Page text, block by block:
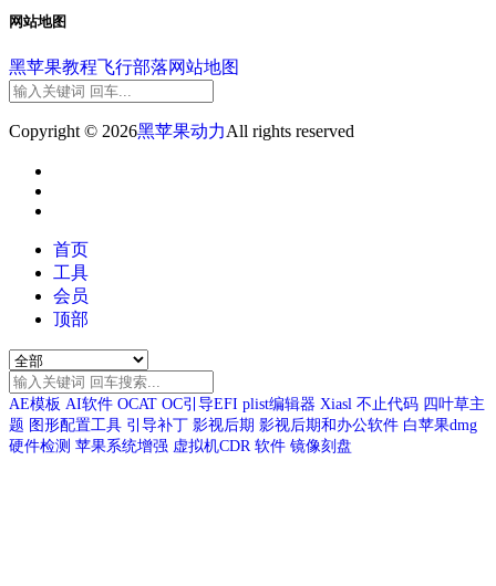
网站地图
黑苹果教程飞行部落网站地图
Copyright © 2026黑苹果动力All rights reserved
首页
工具
会员
顶部
AE模板 AI软件 OCAT OC引导EFI plist编辑器 Xiasl 不止代码 四叶草主
题 图形配置工具 引导补丁 影视后期 影视后期和办公软件 白苹果dmg
硬件检测 苹果系统增强 虚拟机CDR 软件 镜像刻盘